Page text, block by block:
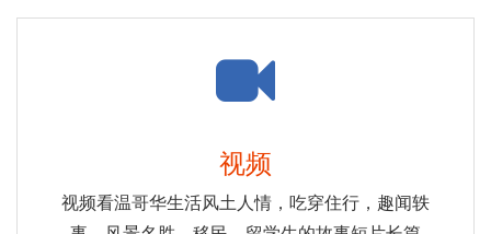
视频
视频看温哥华生活风土人情，吃穿住行，趣闻轶